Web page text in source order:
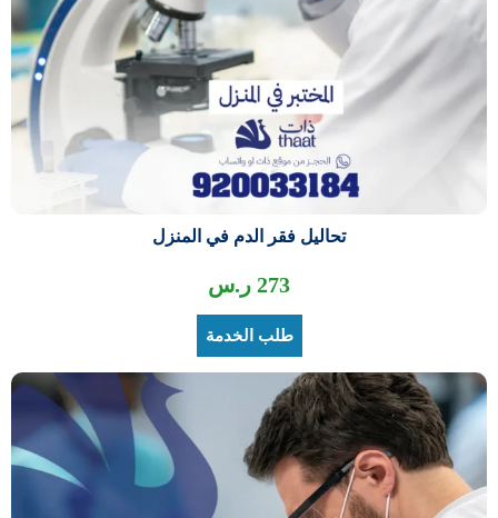
تحاليل فقر الدم في المنزل
273 ر.س
طلب الخدمة